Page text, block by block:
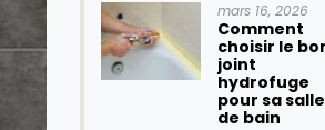
mars 16, 2026
Comment
choisir le
joint
hydrofuge
pour sa salle
de bain